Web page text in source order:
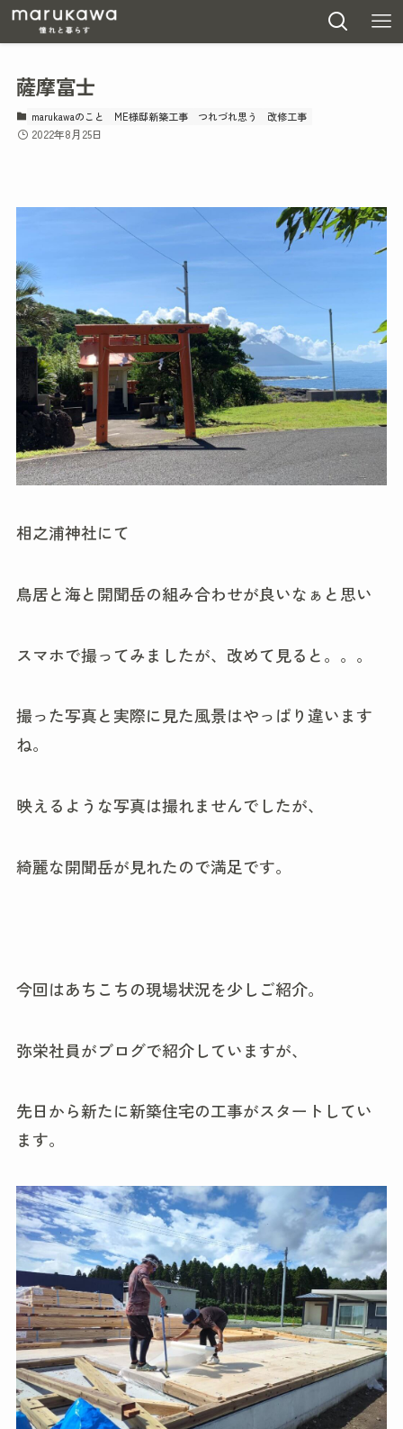
薩摩富士
marukawaのこと ME様邸新築工事 つれづれ思う 改修工事
2022年8月25日
相之浦神社にて
鳥居と海と開聞岳の組み合わせが良いなぁと思い
スマホで撮ってみましたが、改めて見ると。。。
撮った写真と実際に見た風景はやっぱり違います
ね。
映えるような写真は撮れませんでしたが、
綺麗な開聞岳が見れたので満足です。
今回はあちこちの現場状況を少しご紹介。
弥栄社員がブログで紹介していますが、
先日から新たに新築住宅の工事がスタートしてい
ます。